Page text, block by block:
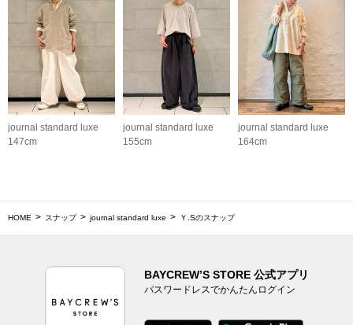
journal standard luxe
147cm
journal standard luxe
155cm
journal standard luxe
164cm
HOME スナップ journal standard luxe Ｙ.Sのスナップ
BAYCREW’S STORE 公式アプリ
パスワードレスでかんたんログイン